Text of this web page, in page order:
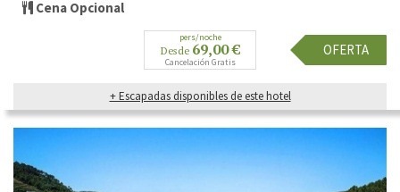
Cena Opcional
pers/noche
Desde 69,00 €
Cancelación Gratis
OFERTA
+ Escapadas disponibles de este hotel